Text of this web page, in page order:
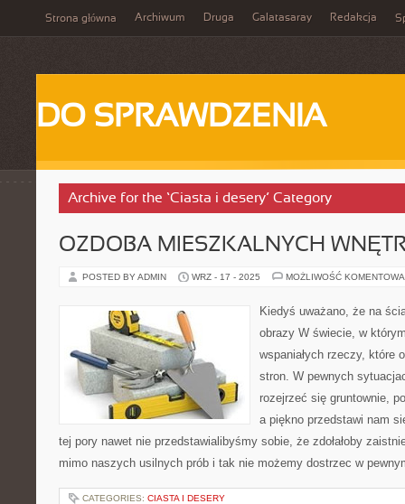
Strona główna Archiwum Druga Galatasaray Redakcja
DO SPRAWDZENIA
Archive for the ‘Ciasta i desery’ Category
OZDOBA MIESZKALNYCH
POSTED BY ADMIN WRZ - 17 - 2025 MOŻLIWOŚĆ
Kiedyś uważano, że na
obrazy W świecie, w
wspaniałych rzeczy, które
stron. W pewnych
rozejrzeć się gruntownie,
a piękno przedstawi nam
tej pory nawet nie przedstawialibyśmy sobie, że zdołałoby
mimo naszych usilnych prób i tak nie możemy dostrzec w
CATEGORIES: CIASTA I DESERY